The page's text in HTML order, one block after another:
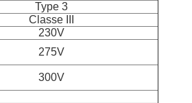
Type 3
Classe III
230V
275V
300V